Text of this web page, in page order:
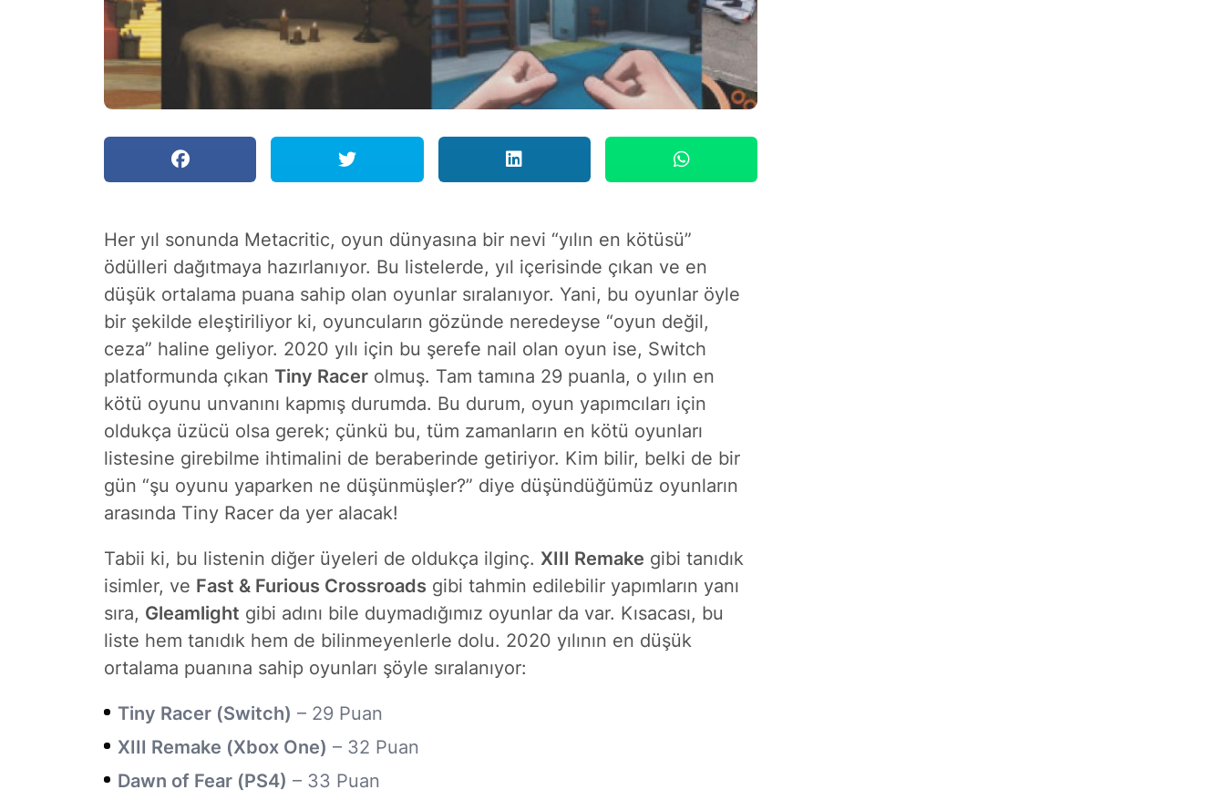
Her yıl sonunda Metacritic, oyun dünyasına bir nevi “yılın en kötüsü”
ödülleri dağıtmaya hazırlanıyor. Bu listelerde, yıl içerisinde çıkan ve en
düşük ortalama puana sahip olan oyunlar sıralanıyor. Yani, bu oyunlar öyle
bir şekilde eleştiriliyor ki, oyuncuların gözünde neredeyse “oyun değil,
ceza” haline geliyor. 2020 yılı için bu şerefe nail olan oyun ise, Switch
platformunda çıkan Tiny Racer olmuş. Tam tamına 29 puanla, o yılın en
kötü oyunu unvanını kapmış durumda. Bu durum, oyun yapımcıları için
oldukça üzücü olsa gerek; çünkü bu, tüm zamanların en kötü oyunları
listesine girebilme ihtimalini de beraberinde getiriyor. Kim bilir, belki de bir
gün “şu oyunu yaparken ne düşünmüşler?” diye düşündüğümüz oyunların
arasında Tiny Racer da yer alacak!
Tabii ki, bu listenin diğer üyeleri de oldukça ilginç. XIII Remake gibi tanıdık
isimler, ve Fast & Furious Crossroads gibi tahmin edilebilir yapımların yanı
sıra, Gleamlight gibi adını bile duymadığımız oyunlar da var. Kısacası, bu
liste hem tanıdık hem de bilinmeyenlerle dolu. 2020 yılının en düşük
ortalama puanına sahip oyunları şöyle sıralanıyor:
Tiny Racer (Switch) – 29 Puan
XIII Remake (Xbox One) – 32 Puan
Dawn of Fear (PS4) – 33 Puan